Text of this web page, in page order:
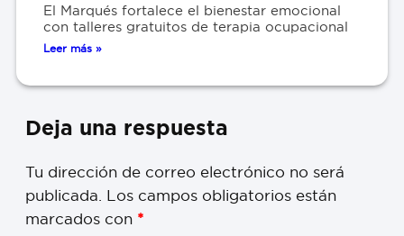
El Marqués fortalece el bienestar emocional
con talleres gratuitos de terapia ocupacional
Leer más »
Deja una respuesta
Tu dirección de correo electrónico no será
publicada. Los campos obligatorios están
marcados con *